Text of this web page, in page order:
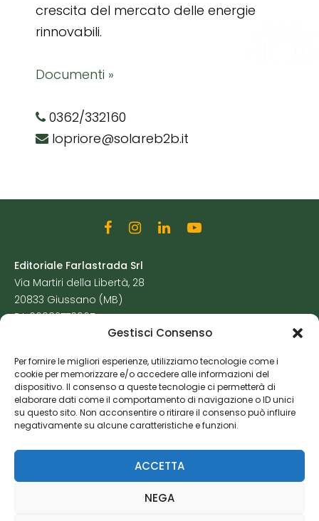
Gestisci Consenso
Per fornire le migliori esperienze, utilizziamo tecnologie come i
cookie per memorizzare e/o accedere alle informazioni del
dispositivo. Il consenso a queste tecnologie ci permetterà di
elaborare dati come il comportamento di navigazione o ID unici
su questo sito. Non acconsentire o ritirare il consenso può influire
negativamente su alcune caratteristiche e funzioni.
ACCETTA
NEGA
crescita del mercato delle energie
rinnovabili.
Documenti »
0362/332160
lopriore@solareb2b.it
Editoriale Farlastrada Srl
Via Martiri della Libertà, 28
20833 Giussano (MB)
P.I. 06982770965
Cookie Policy
Risorse Aggiuntive